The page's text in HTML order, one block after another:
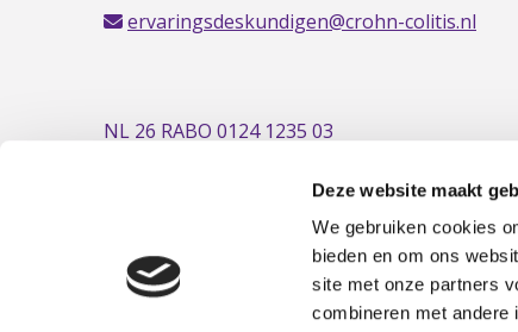
Deze website maakt
We gebruiken cookies
bieden en om ons
site met onze partners
combineren met
ervaringsdeskundigen@crohn-colitis.nl
NL 26 RABO 0124 1235 03